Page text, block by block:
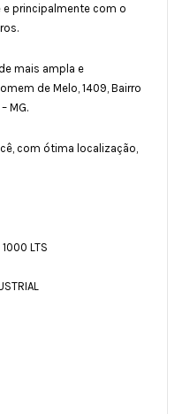
principalmente com o
mais ampla e
de Melo, 1409, Bairro
MG.
com ótima localização,
1000 LTS